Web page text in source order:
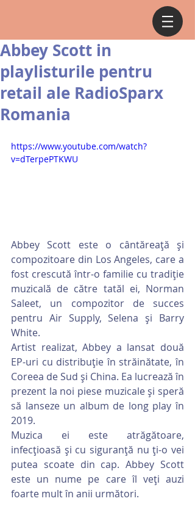
Abbey Scott in
playlisturile pentru
retail ale RadioSparx
Romania
https://www.youtube.com/watch?
v=dTerpePTKWU
Abbey Scott este o cântăreață și
compozitoare din Los Angeles, care a
fost crescută într-o familie cu tradiție
muzicală de către tatăl ei, Norman
Saleet, un compozitor de succes
pentru Air Supply, Selena și Barry
White.
Artist realizat, Abbey a lansat două
EP-uri cu distribuție în străinătate, în
Coreea de Sud și China. Ea lucrează în
prezent la noi piese muzicale și speră
să lanseze un album de long play în
2019.
Muzica ei este atrăgătoare,
infecțioasă și cu siguranță nu ți-o vei
putea scoate din cap. Abbey Scott
este un nume pe care îl veți auzi
foarte mult în anii următori.